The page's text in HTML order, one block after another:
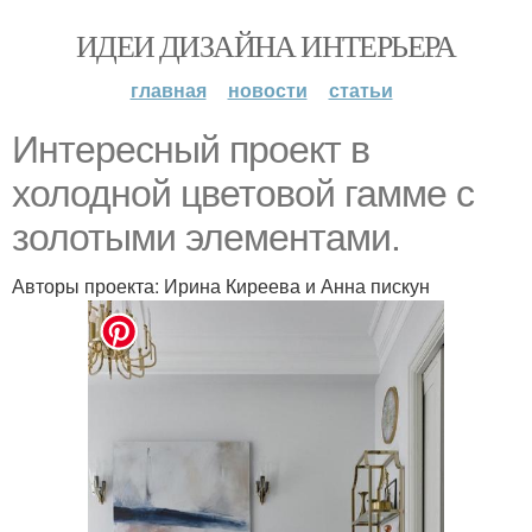
ИДЕИ ДИЗАЙНА ИНТЕРЬЕРА
главная новости статьи
Интересный проект в
холодной цветовой гамме с
золотыми элементами.
Авторы проекта: Ирина Киреева и Анна пискун